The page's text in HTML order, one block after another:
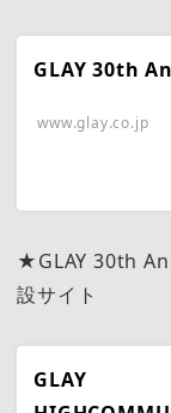
GLAY 30th
www.glay.co.jp
★GLAY 30th
設サイト
GLAY